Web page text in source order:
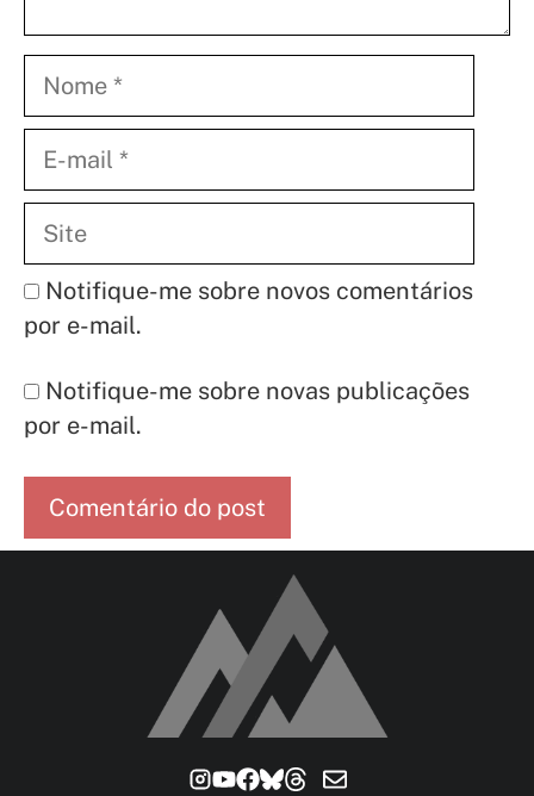
mail
Notifique-me sobre novos comentários
por e-mail.
Notifique-me sobre novas publicações
por e-mail.